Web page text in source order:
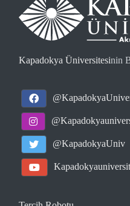
Kapadokya Üniversitesinin
@KapadokyaUniv